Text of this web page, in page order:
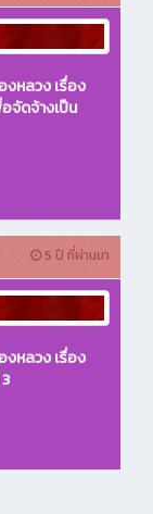
งหลวง เรื่อง
จัดจ้างเป็น
5 ปี ที่ผ่านมา
งหลวง เรื่อง